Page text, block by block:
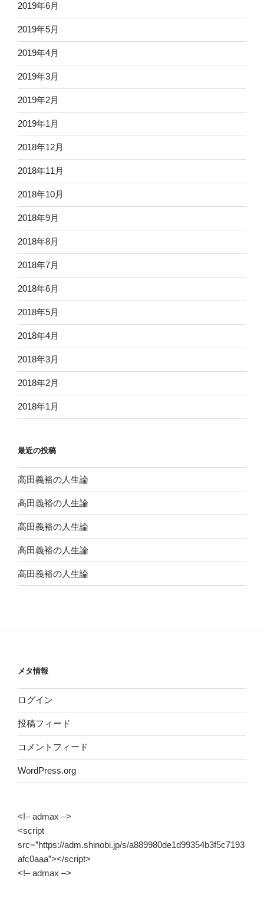
2019年6月
2019年5月
2019年4月
2019年3月
2019年2月
2019年1月
2018年12月
2018年11月
2018年10月
2018年9月
2018年8月
2018年7月
2018年6月
2018年5月
2018年4月
2018年3月
2018年2月
2018年1月
最近の投稿
高田義裕の人生論
高田義裕の人生論
高田義裕の人生論
高田義裕の人生論
高田義裕の人生論
メタ情報
ログイン
投稿フィード
コメントフィード
WordPress.org
<!– admax –>
<script
src=”https://adm.shinobi.jp/s/a889980de1d99354b3f5c7193
afc0aaa”></script>
<!– admax –>